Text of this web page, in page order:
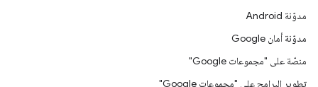
مدوّنة Android
مدوّنة أمان Google
منصّة على "مجموعات Google"
تطوير البرامج على "مجموعات Google"